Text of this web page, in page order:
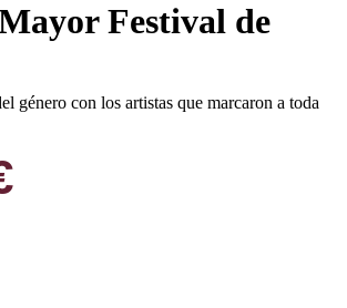
Festival de
género con los artistas que marcaron a toda